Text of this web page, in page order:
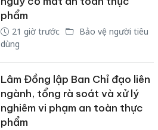
phẩm
21 giờ trước
Bảo vệ người tiêu
dùng
Lâm Đồng lập Ban Chỉ đạo liên
ngành, tổng rà soát và xử lý
nghiêm vi phạm an toàn thực
phẩm